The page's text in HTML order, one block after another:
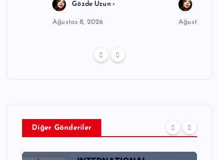
Gözde Uzun
Ağustos 8, 2026 Ağustos 8,
Diğer Gönderiler